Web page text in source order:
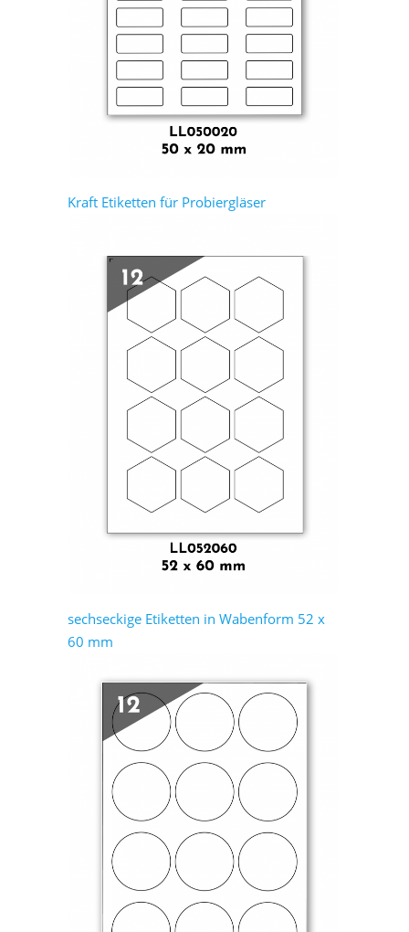
Kraft Etiketten für Probiergläser
sechseckige Etiketten in Wabenform 52 x
60 mm